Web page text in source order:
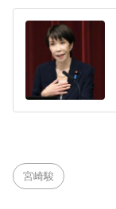
宮崎駿